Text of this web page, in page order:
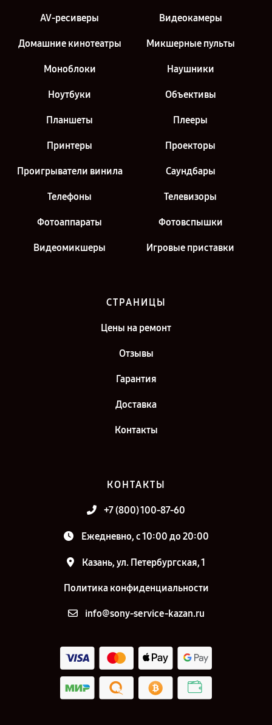
AV-ресиверы Видеокамеры
Домашние кинотеатры Микшерные пульты
Моноблоки Наушники
Ноутбуки Объективы
Планшеты Плееры
Принтеры Проекторы
Проигрыватели винила Саундбары
Телефоны Телевизоры
Фотоаппараты Фотовспышки
Видеомикшеры Игровые приставки
СТРАНИЦЫ
Цены на ремонт
Отзывы
Гарантия
Доставка
Контакты
КОНТАКТЫ
+7 (800) 100-87-60
Ежедневно, с 10:00 до 20:00
Казань, ул. Петербургская, 1
Политика конфиденциальности
info@sony-service-kazan.ru